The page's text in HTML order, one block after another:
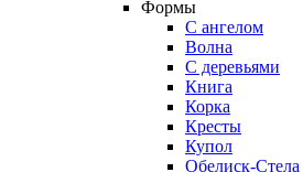
Формы
С ангелом
Волна
С деревьями
Книга
Корка
Кресты
Купол
Обелиск-Стела